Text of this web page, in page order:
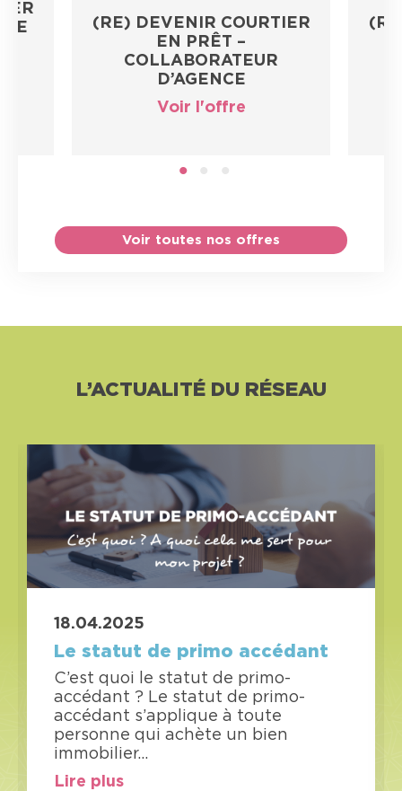
(RE) DEVENIR COURTIER
EN PRÊT –
COLLABORATEUR
D’AGENCE
Voir l'offre
Voir toutes nos offres
L’ACTUALITÉ DU RÉSEAU
- COURT’EA CRÉDITS
18.04.2025
Le statut de primo accédant
C’est quoi le statut de primo-
accédant ? Le statut de primo-
accédant s’applique à toute
personne qui achète un bien
immobilier…
Lire plus